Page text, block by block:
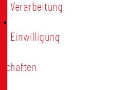
Verarbeitung
Einwilligung